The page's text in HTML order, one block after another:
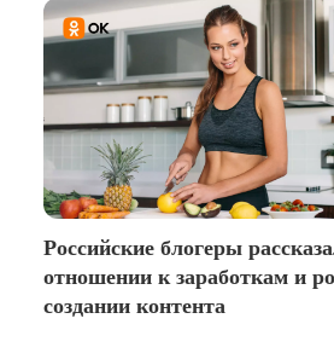
Российские блогеры
отношении к заработкам и
создании контента